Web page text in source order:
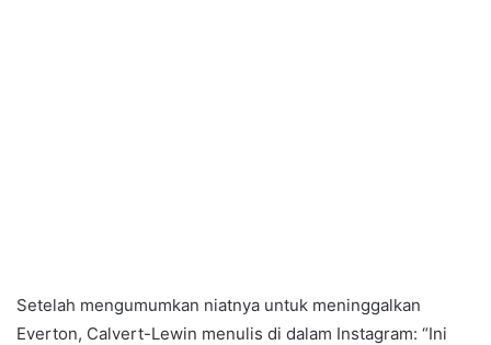
Setelah mengumumkan niatnya untuk meninggalkan
Everton, Calvert-Lewin menulis di dalam Instagram: “Ini